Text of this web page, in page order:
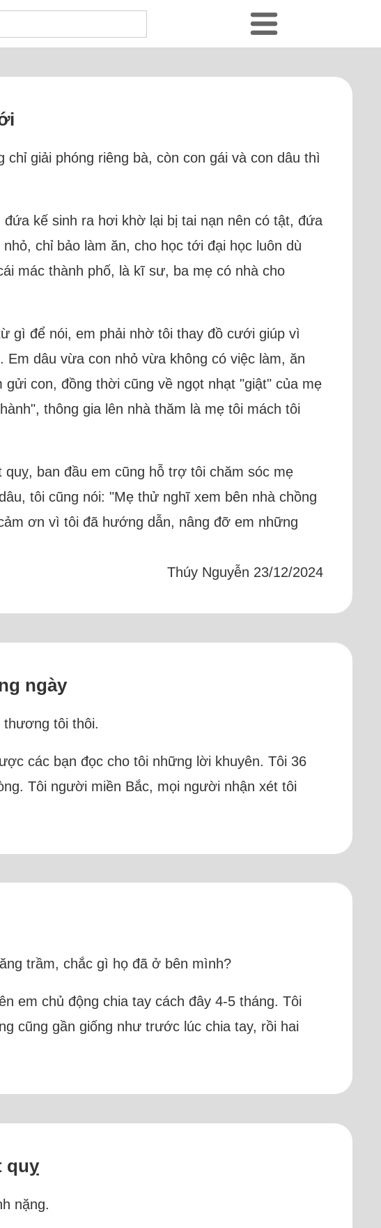
giải phóng riêng bà, còn con gái và con dâu thì
kế sinh ra hơi khờ lại bị tai nạn nên có tật, đứa
chỉ bảo làm ăn, cho học tới đại học luôn dù
mác thành phố, là kĩ sư, ba mẹ có nhà cho
gì để nói, em phải nhờ tôi thay đồ cưới giúp vì
Em dâu vừa con nhỏ vừa không có việc làm, ăn
con, đồng thời cũng về ngọt nhạt "giật" của mẹ
thông gia lên nhà thăm là mẹ tôi mách tôi
ban đầu em cũng hỗ trợ tôi chăm sóc mẹ
tôi cũng nói: "Mẹ thử nghĩ xem bên nhà chồng
ơn vì tôi đã hướng dẫn, nâng đỡ em những
Thúy Nguyễn 23/12/2024
ngày
thương tôi thôi.
các bạn đọc cho tôi những lời khuyên. Tôi 36
Tôi người miền Bắc, mọi người nhận xét tôi
trầm, chắc gì họ đã ở bên mình?
em chủ động chia tay cách đây 4-5 tháng. Tôi
cũng gần giống như trước lúc chia tay, rồi hai
quỵ
nặng.